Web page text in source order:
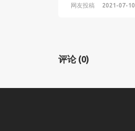
网友投稿 2021-07-10
评论 (0)